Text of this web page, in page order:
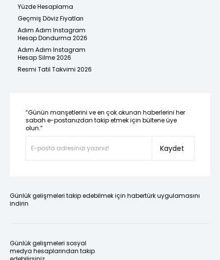
Yüzde Hesaplama
Geçmiş Döviz Fiyatları
Adım Adım Instagram
Hesap Dondurma 2026
Adım Adım Instagram
Hesap Silme 2026
Resmi Tatil Takvimi 2026
“Günün manşetlerini ve en çok okunan haberlerini her
sabah e-postanızdan takip etmek için bültene üye
olun.”
Kaydet
Günlük gelişmeleri takip edebilmek için habertürk uygulamasını
indirin
Günlük gelişmeleri sosyal
medya hesaplarından takip